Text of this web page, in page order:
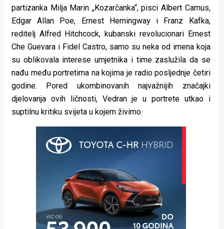
partizanka Milja Marin „Kozarčanka“, pisci Albert Camus,
Edgar Allan Poe, Ernest Hemingway i Franz Kafka,
reditelj Alfred Hitchcock, kubanski revolucionari Ernest
Che Guevara i Fidel Castro, samo su neka od imena koja
su oblikovala interese umjetnika i time zaslužila da se
nađu među portretima na kojima je radio posljednje četiri
godine. Pored ukombinovanih najvažnijih značajki
djelovanja ovih ličnosti, Vedran je u portrete utkao i
suptilnu kritiku svijeta u kojem živimo.